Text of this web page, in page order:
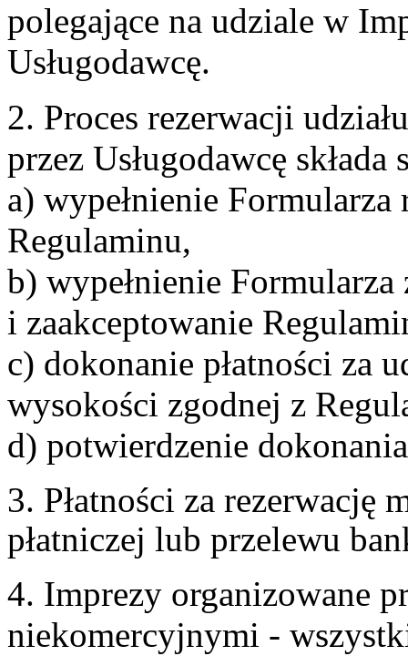
polegające na udziale w
Usługodawcę.
2. Proces rezerwacji
przez Usługodawcę
a) wypełnienie
Regulaminu,
b) wypełnienie Formularza
i zaakceptowanie
c) dokonanie płatności za
wysokości zgodnej z
d) potwierdzenie
3. Płatności za rezerwację
płatniczej lub przelewu
4. Imprezy organizowane
niekomercyjnymi -